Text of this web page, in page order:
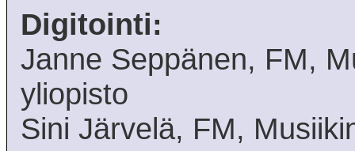
Digitointi:
Janne Seppänen, FM,
yliopisto
Sini Järvelä, FM,